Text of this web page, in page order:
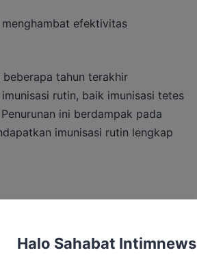
menghambat efektivitas
tahun terakhir
rutin, baik imunisasi tetes
ini berdampak pada
imunisasi rutin lengkap
Total Hadapi Karhutla
Halo Sahabat Intimnews